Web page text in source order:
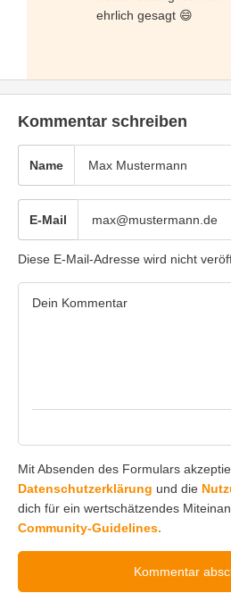
ehrlich gesagt 😄
Kommentar schreiben
Name
E-Mail
Diese E-Mail-Adresse wird nicht
Mit Absenden des Formulars
Datenschutzerklärung und die
dich für ein wertschätzendes
Community-Guidelines.